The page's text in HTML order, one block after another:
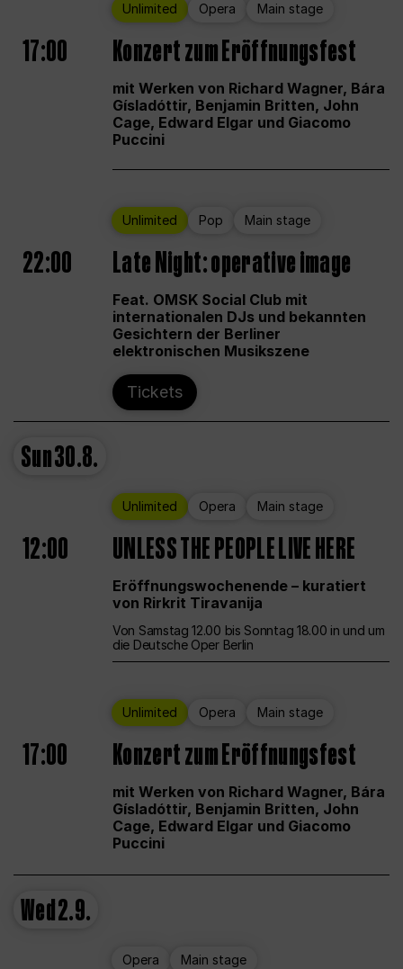
Unlimited Opera Main stage
17:00 Konzert zum Eröffnungsfest
mit Werken von Richard Wagner, Bára
Gísladóttir, Benjamin Britten, John
Cage, Edward Elgar und Giacomo
Puccini
Unlimited Pop Main stage
22:00 Late Night: operative image
Feat. OMSK Social Club mit
internationalen DJs und bekannten
Gesichtern der Berliner
elektronischen Musikszene
Tickets
Sun30.8.
Unlimited Opera Main stage
12:00 UNLESS THE PEOPLE LIVE HERE
Eröffnungswochenende – kuratiert
von Rirkrit Tiravanija
Von Samstag 12.00 bis Sonntag 18.00 in und um
die Deutsche Oper Berlin
Unlimited Opera Main stage
17:00 Konzert zum Eröffnungsfest
mit Werken von Richard Wagner, Bára
Gísladóttir, Benjamin Britten, John
Cage, Edward Elgar und Giacomo
Puccini
Wed2.9.
Opera Main stage